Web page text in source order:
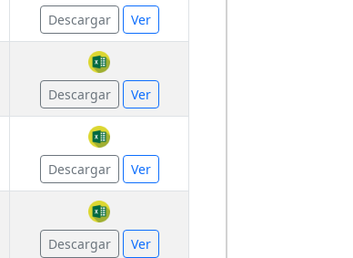
Descargar Ver
Descargar Ver
Descargar Ver
Descargar Ver